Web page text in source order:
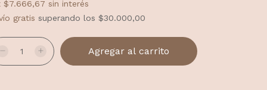
$7.666,67 sin interés
gratis superando los $30.000,00